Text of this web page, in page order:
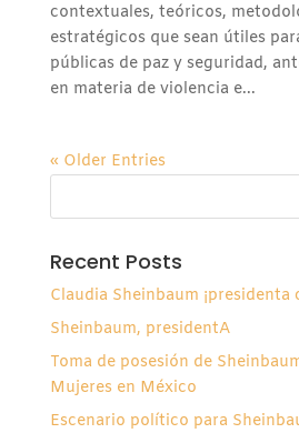
contextuales, teóricos,
estratégicos que sean útiles
públicas de paz y seguridad,
en materia de violencia e...
« Older Entries
Recent Posts
Claudia Sheinbaum ¡presidenta
Sheinbaum, presidentA
Toma de posesión de
Mujeres en México
Escenario político para